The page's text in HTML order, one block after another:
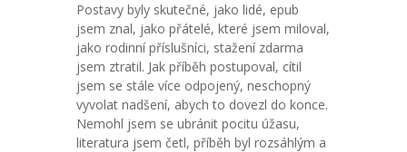
Postavy byly skutečné, jako lidé, epub
jsem znal, jako přátelé, které jsem miloval,
jako rodinní příslušníci, stažení zdarma​
jsem ztratil. Jak příběh postupoval, cítil
jsem se stále více odpojený, neschopný
vyvolat nadšení, abych to dovezl do konce.
Nemohl jsem se ubránit pocitu úžasu,
literatura jsem četl, příběh byl rozsáhlým a